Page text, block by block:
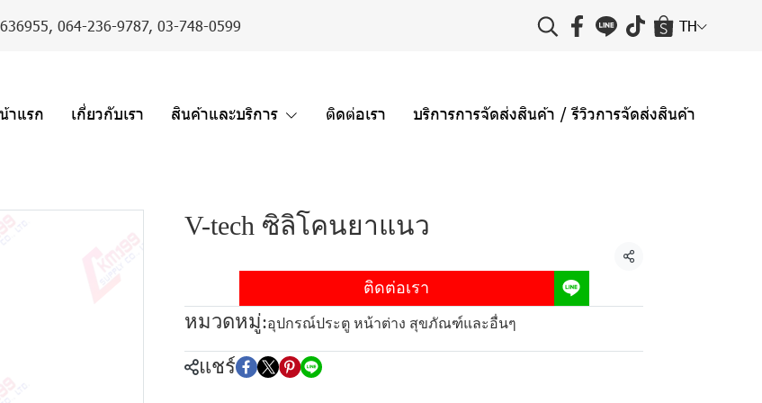
064-236-9787, 03-748-0599 TH
าแรก เกี่ยวกับเรา สินค้าและบริการ ติดต่อเรา บริการการจัดส่งสินค้า / รีวิวการจัดส่งสินค้า
V-tech ซิลิโคนยาแนว
แชร์
ติดต่อเรา
หมวดหมู่:อุปกรณ์ประตู หน้าต่าง สุขภัณฑ์และอื่นๆ
แชร์